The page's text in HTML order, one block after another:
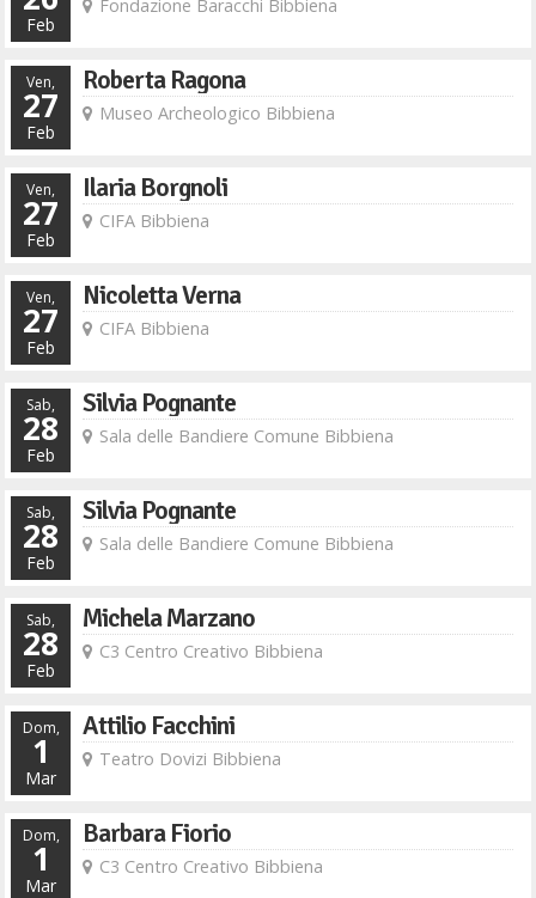
Feb
Fondazione Baracchi Bibbiena
Ven,
27
Feb
Roberta Ragona
Museo Archeologico Bibbiena
Ven,
27
Feb
Ilaria Borgnoli
CIFA Bibbiena
Ven,
27
Feb
Nicoletta Verna
CIFA Bibbiena
Sab,
28
Feb
Silvia Pognante
Sala delle Bandiere Comune Bibbiena
Sab,
28
Feb
Silvia Pognante
Sala delle Bandiere Comune Bibbiena
Sab,
28
Feb
Michela Marzano
C3 Centro Creativo Bibbiena
Dom,
1
Mar
Attilio Facchini
Teatro Dovizi Bibbiena
Dom,
1
Mar
Barbara Fiorio
C3 Centro Creativo Bibbiena